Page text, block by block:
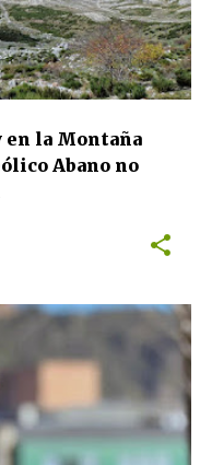
en la Montaña
Abano no